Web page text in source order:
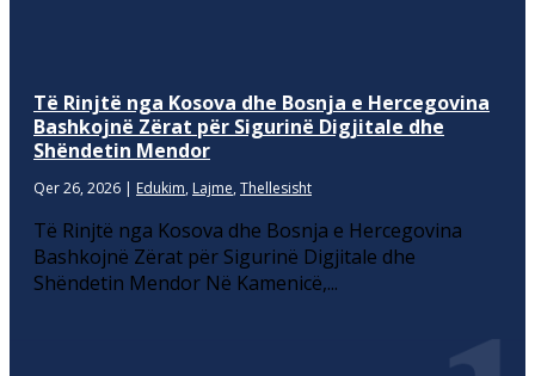
Të Rinjtë nga Kosova dhe Bosnja e Hercegovina
Bashkojnë Zërat për Sigurinë Digjitale dhe
Shëndetin Mendor
Qer 26, 2026 | Edukim, Lajme, Thellesisht
Të Rinjtë nga Kosova dhe Bosnja e Hercegovina
Bashkojnë Zërat për Sigurinë Digjitale dhe
Shëndetin Mendor Në Kamenicë,...